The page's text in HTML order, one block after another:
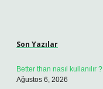
Son Yazılar
Better than nasıl kullanılır ?
Ağustos 6, 2026